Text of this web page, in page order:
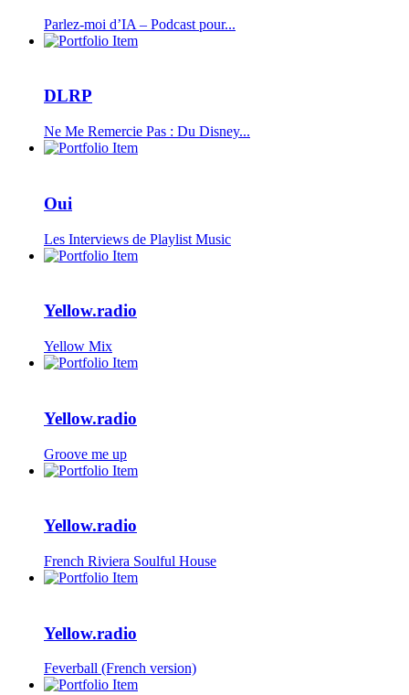
Parlez-moi d’IA – Podcast pour...
DLRP
Ne Me Remercie Pas : Du Disney...
Oui
Les Interviews de Playlist Music
Yellow.radio
Yellow Mix
Yellow.radio
Groove me up
Yellow.radio
French Riviera Soulful House
Yellow.radio
Feverball (French version)